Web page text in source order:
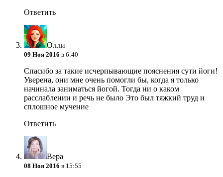
Ответить
Олли
09 Ноя 2016 в 6:40
Спасибо за такие исчерпывающие пояснения сути йоги!
Уверена, они мне очень помогли бы, когда я только
начинала заниматься йогой. Тогда ни о каком
расслаблении и речь не было Это был тяжкий труд и
сплошное мучение
Ответить
Вера
08 Ноя 2016 в 15:55